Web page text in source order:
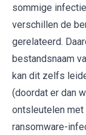
sommige
verschillen de
gerelateerd.
bestandsnaam
kan dit zelfs
(doordat er dan
ontsleutelen
ransomware-